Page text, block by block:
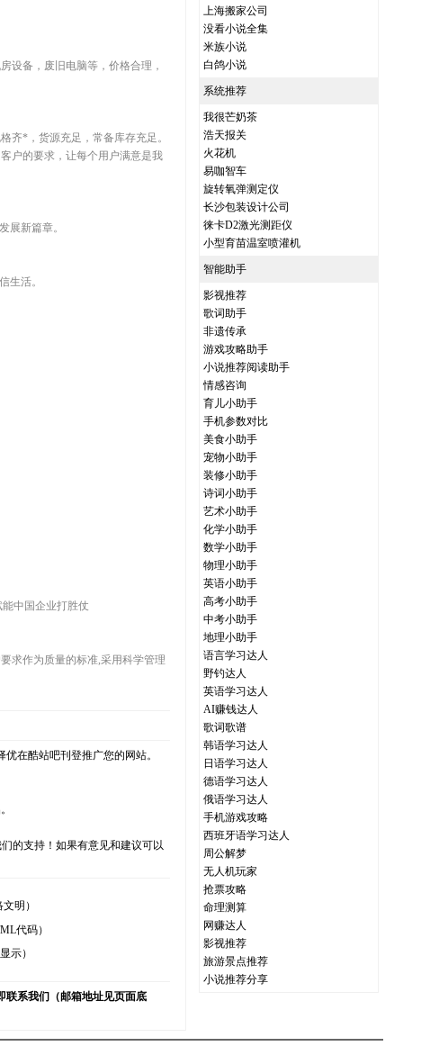
设备，废旧电脑等，价格合理，
齐*，货源充足，常备库存充足。
户的要求，让每个用户满意是我
展新篇章。
生活。
中国企业打胜仗
求作为质量的标准,采用科学管理
在酷站吧刊登推广您的网站。
的支持！如果有意见和建议可以
明）
代码）
示）
联系我们（邮箱地址见页面底
上海搬家公司
没看小说全集
米族小说
白鸽小说
系统推荐
我很芒奶茶
浩天报关
火花机
易咖智车
旋转氧弹测定仪
长沙包装设计公司
徕卡D2激光测距仪
小型育苗温室喷灌机
智能助手
影视推荐
歌词助手
非遗传承
游戏攻略助手
小说推荐阅读助手
情感咨询
育儿小助手
手机参数对比
美食小助手
宠物小助手
装修小助手
诗词小助手
艺术小助手
化学小助手
数学小助手
物理小助手
英语小助手
高考小助手
中考小助手
地理小助手
语言学习达人
野钓达人
英语学习达人
AI赚钱达人
歌词歌谱
韩语学习达人
日语学习达人
德语学习达人
俄语学习达人
手机游戏攻略
西班牙语学习达人
周公解梦
无人机玩家
抢票攻略
命理测算
网赚达人
影视推荐
旅游景点推荐
小说推荐分享